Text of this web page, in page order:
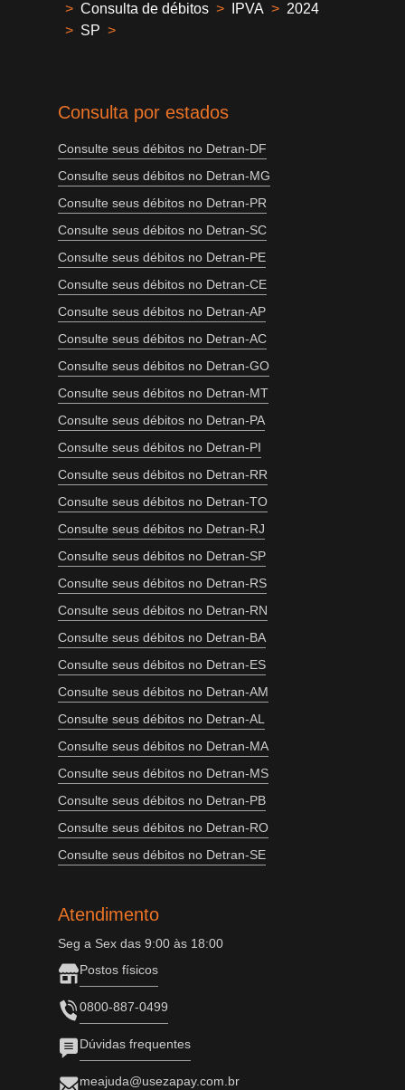
> Consulta de débitos > IPVA > 2024
> SP >
Consulta por estados
Consulte seus débitos no Detran-DF
Consulte seus débitos no Detran-MG
Consulte seus débitos no Detran-PR
Consulte seus débitos no Detran-SC
Consulte seus débitos no Detran-PE
Consulte seus débitos no Detran-CE
Consulte seus débitos no Detran-AP
Consulte seus débitos no Detran-AC
Consulte seus débitos no Detran-GO
Consulte seus débitos no Detran-MT
Consulte seus débitos no Detran-PA
Consulte seus débitos no Detran-PI
Consulte seus débitos no Detran-RR
Consulte seus débitos no Detran-TO
Consulte seus débitos no Detran-RJ
Consulte seus débitos no Detran-SP
Consulte seus débitos no Detran-RS
Consulte seus débitos no Detran-RN
Consulte seus débitos no Detran-BA
Consulte seus débitos no Detran-ES
Consulte seus débitos no Detran-AM
Consulte seus débitos no Detran-AL
Consulte seus débitos no Detran-MA
Consulte seus débitos no Detran-MS
Consulte seus débitos no Detran-PB
Consulte seus débitos no Detran-RO
Consulte seus débitos no Detran-SE
Atendimento
Seg a Sex das 9:00 às 18:00
Postos físicos
0800-887-0499
Dúvidas frequentes
meajuda@usezapay.com.br